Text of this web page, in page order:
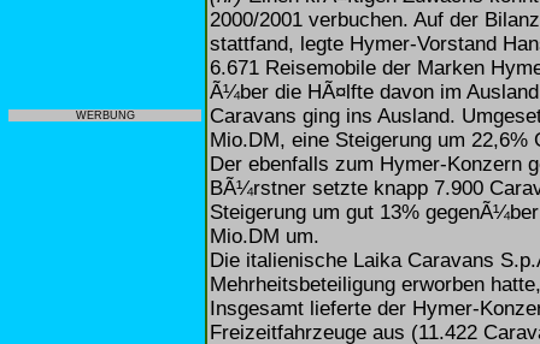
WERBUNG
2000/2001 verbuchen. Auf der
stattfand, legte Hymer-Vorstand
6.671 Reisemobile der Marken
Ã¼ber die HÃ¤lfte davon im
Caravans ging ins Ausland.
Mio.DM, eine Steigerung um 22,6%
Der ebenfalls zum Hymer-Konzern
BÃ¼rstner setzte knapp 7.900
Steigerung um gut 13%
Mio.DM um.
Die italienische Laika Caravans
Mehrheitsbeteiligung erworben
Insgesamt lieferte der Hymer-
Freizeitfahrzeuge aus (11.422